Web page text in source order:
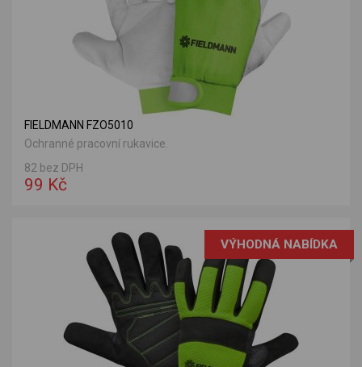
FIELDMANN FZO5010
Ochranné pracovní rukavice.
82 bez DPH
99 Kč
VÝHODNÁ NABÍDKA